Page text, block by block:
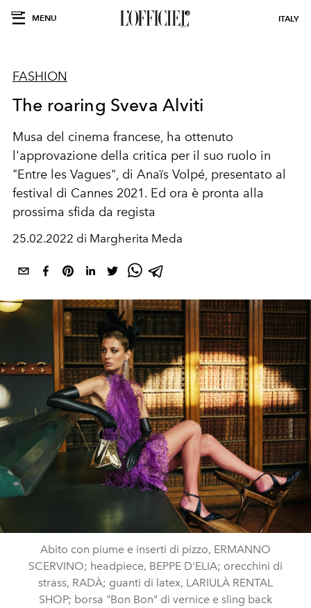
MENU ITALY
FASHION
The roaring Sveva Alviti
Musa del cinema francese, ha ottenuto
l'approvazione della critica per il suo ruolo in
"Entre les Vagues", di Anaïs Volpé, presentato al
festival di Cannes 2021. Ed ora è pronta alla
prossima sfida da regista
25.02.2022 di Margherita Meda
Abito con piume e inserti di pizzo, ERMANNO
SCERVINO; headpiece, BEPPE D'ELIA; orecchini di
strass, RADÀ; guanti di latex, LARIULÀ RENTAL
SHOP; borsa "Bon Bon" di vernice e sling back